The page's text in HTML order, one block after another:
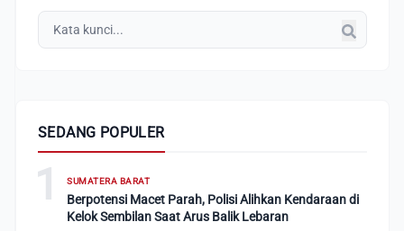
SEDANG POPULER
1 SUMATERA BARAT
Berpotensi Macet Parah, Polisi Alihkan Kendaraan di
Kelok Sembilan Saat Arus Balik Lebaran